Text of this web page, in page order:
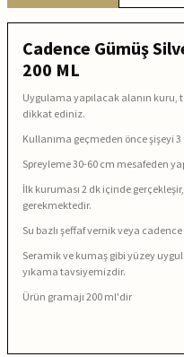
Cadence Gümüş
200 ML
Uygulama yapılacak alanın kuru,
dikkat ediniz.
Kullanıma geçmeden önce şişeyi
Spreyleme 30-60 cm mesafeden
İlk kuruması 2 dk içinde
gerekmektedir.
Su bazlı şeffaf vernik veya
Seramik ve kumaş gibi yüzey
yıkama tavsiyemizdir.
Ürün gramajı 200 ml'dir